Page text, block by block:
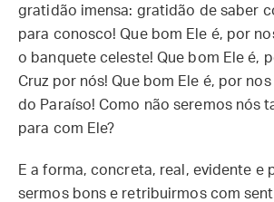
gratidão imensa: gratidão de saber
para conosco! Que bom Ele é, por
o banquete celeste! Que bom Ele é,
Cruz por nós! Que bom Ele é, por
do Paraíso! Como não seremos nós
para com Ele?
E a forma, concreta, real, evidente e
sermos bons e retribuirmos com